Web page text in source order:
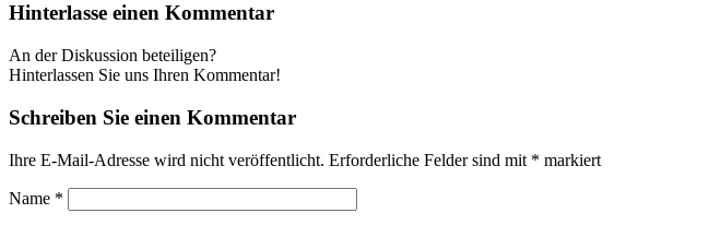
Hinterlasse einen Kommentar
An der Diskussion beteiligen?
Hinterlassen Sie uns Ihren Kommentar!
Schreiben Sie einen Kommentar
Ihre E-Mail-Adresse wird nicht veröffentlicht. Erforderliche Felder sind mit * markiert
Name *